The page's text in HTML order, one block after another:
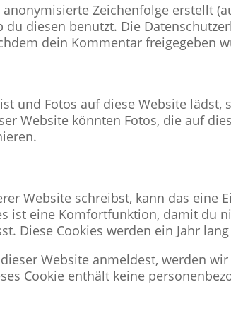
Zeichenfolge erstellt
diesen benutzt. Die
dein Kommentar freigegeben
und Fotos auf diese Website lädst,
Website könnten Fotos, die auf
Website schreibst, kann das eine
ist eine Komfortfunktion, damit du
Diese Cookies werden ein Jahr
Website anmeldest, werden
Cookie enthält keine